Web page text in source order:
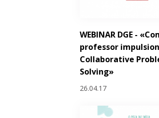
WEBINAR DGE -
professor
Collaborative
Solving»
26.04.17